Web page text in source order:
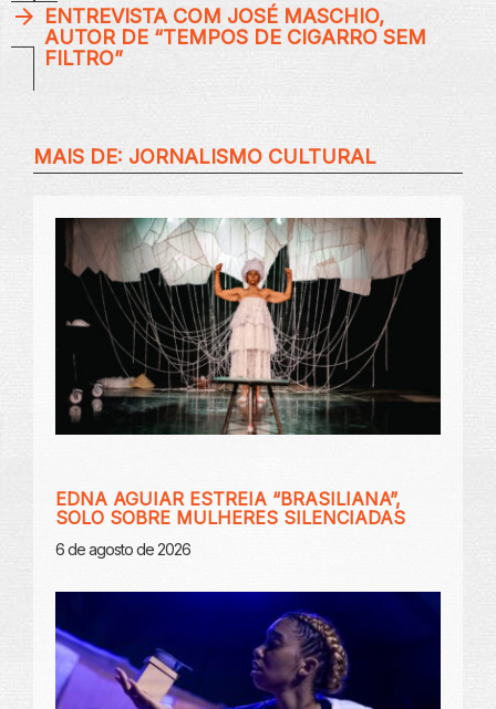
ENTREVISTA COM JOSÉ MASCHIO,
AUTOR DE “TEMPOS DE CIGARRO SEM
FILTRO”
MAIS DE: JORNALISMO CULTURAL
EDNA AGUIAR ESTREIA “BRASILIANA”,
SOLO SOBRE MULHERES SILENCIADAS
6 de agosto de 2026